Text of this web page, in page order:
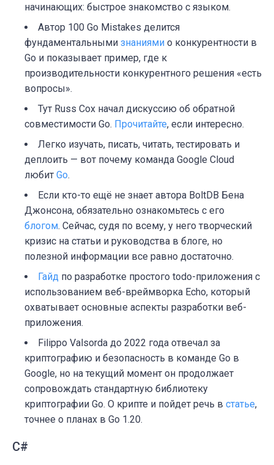
начинающих: быстрое знакомство с языком.
Автор 100 Go Mistakes делится
фундаментальными знаниями о конкурентности в
Go и показывает пример, где к
производительности конкурентного решения «есть
вопросы».
Тут Russ Cox начал дискуссию об обратной
совместимости Go. Прочитайте, если интересно.
Легко изучать, писать, читать, тестировать и
деплоить — вот почему команда Google Cloud
любит Go.
Если кто-то ещё не знает автора BoltDB Бена
Джонсона, обязательно ознакомьтесь с его
блогом. Сейчас, судя по всему, у него творческий
кризис на статьи и руководства в блоге, но
полезной информации все равно достаточно.
Гайд по разработке простого todo-приложения с
использованием веб-вреймворка Echo, который
охватывает основные аспекты разработки веб-
приложения.
Filippo Valsorda до 2022 года отвечал за
криптографию и безопасность в команде Go в
Google, но на текущий момент он продолжает
сопровождать стандартную библиотеку
криптографии Go. О крипте и пойдет речь в статье,
точнее о планах в Go 1.20.
C#